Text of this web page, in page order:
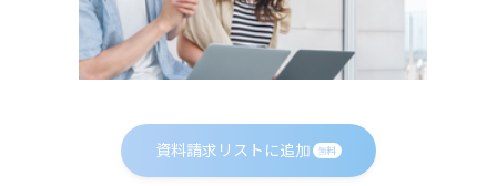
資料請求リストに追加 無料